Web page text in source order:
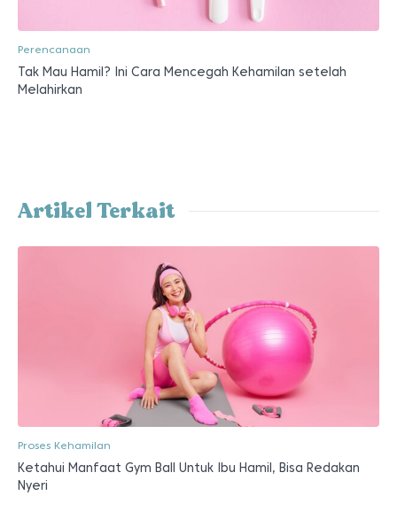
Perencanaan
Tak Mau Hamil? Ini Cara Mencegah Kehamilan setelah
Melahirkan
Artikel Terkait
Proses Kehamilan
Ketahui Manfaat Gym Ball Untuk Ibu Hamil, Bisa Redakan
Nyeri